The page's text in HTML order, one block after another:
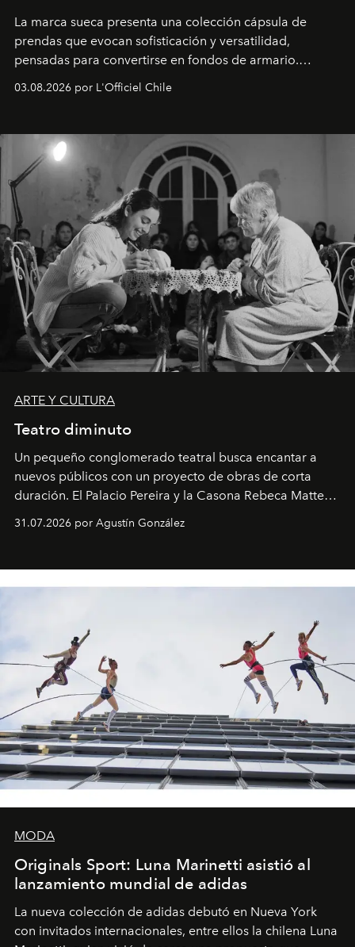
La marca sueca presenta una colección cápsula de
prendas que evocan sofisticación y versatilidad,
pensadas para convertirse en fondos de armario.
03.08.2026 por L'Officiel Chile
ARTE Y CULTURA
Teatro diminuto
Un pequeño conglomerado teatral busca encantar a
nuevos públicos con un proyecto de obras de corta
duración. El Palacio Pereira y la Casona Rebeca Matte
miniobras. Sus puestas en escena son limpias; ponen el
31.07.2026 por Agustín González
MODA
Originals Sport: Luna Marinetti asistió al
lanzamiento mundial de adidas
La nueva colección de adidas debutó en Nueva York
con invitados internacionales, entre ellos la chilena Luna